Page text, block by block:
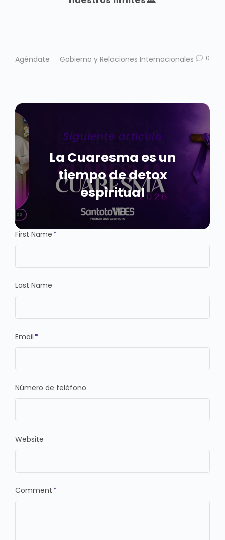
Agéndate Gobierno y Relaciones Internacionales 0
Siguiente artículo
La Cuaresma es un
tiempo de detox
espiritual
First Name *
Last Name
Email *
Número de teléfono
Website
Comment *